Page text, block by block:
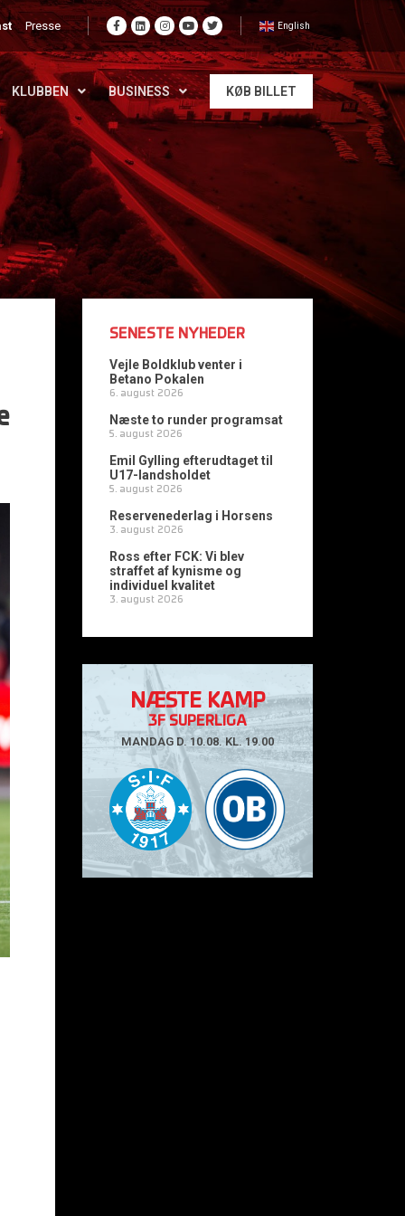
Presse English
KLUBBEN BUSINESS KØB BILLET
SENESTE NYHEDER
Vejle Boldklub venter i
Betano Pokalen
6. august 2026
Næste to runder programsat
5. august 2026
Emil Gylling efterudtaget til
U17-landsholdet
5. august 2026
Reservenederlag i Horsens
3. august 2026
Ross efter FCK: Vi blev
straffet af kynisme og
individuel kvalitet
3. august 2026
NÆSTE KAMP
3F SUPERLIGA
MANDAG D. 10.08. KL. 19.00